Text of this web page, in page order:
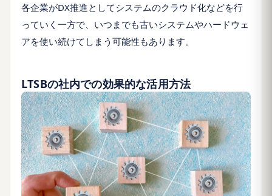
各企業がDX推進としてシステムのクラウド化などを行
っていく一方で、いつまでも古いシステムやハードウェ
アを使い続けてしまう可能性もあります。
LTSBの社内での効果的な活用方法